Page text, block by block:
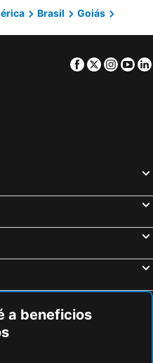
Thermas Bonsucesso
Apartment Lacqua DiRoma IV - JC Temporada
Brasil
Goiás
Facebook
Twitter
a beneficios